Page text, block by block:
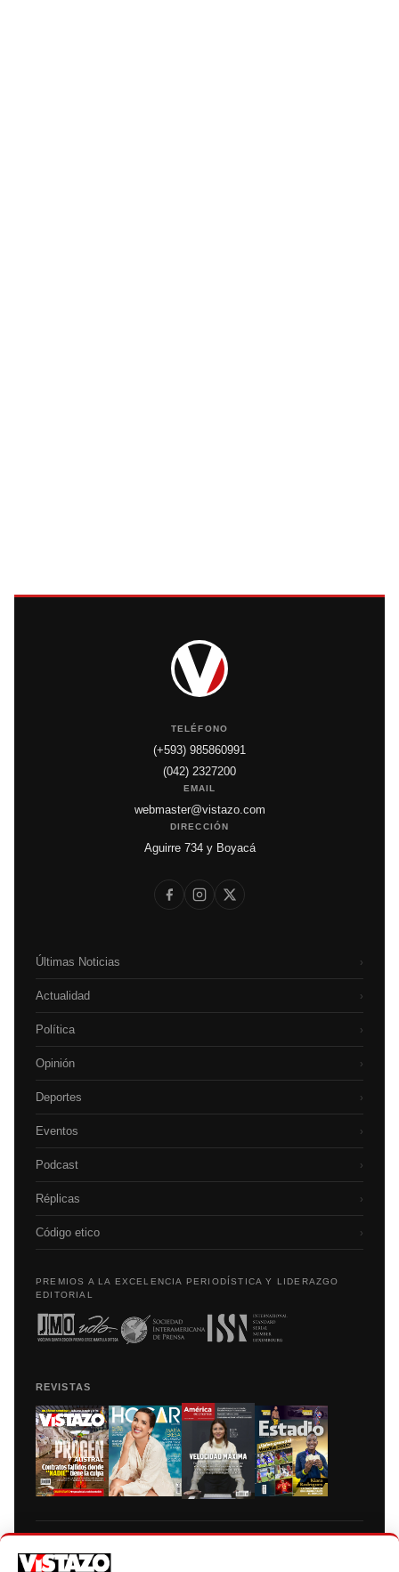
TELÉFONO
(+593) 985860991
(042) 2327200
EMAIL
webmaster@vistazo.com
DIRECCIÓN
Aguirre 734 y Boyacá
Últimas Noticias ›
Actualidad ›
Política ›
Opinión ›
Deportes ›
Eventos ›
Podcast ›
Réplicas ›
Código etico ›
PREMIOS A LA EXCELENCIA PERIODÍSTICA Y LIDERAZGO
EDITORIAL
REVISTAS
autorización escrita de su titular, de todos los contenidos de Vistazo.com.